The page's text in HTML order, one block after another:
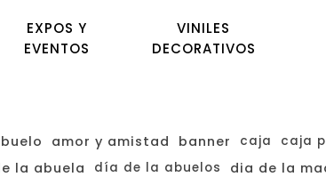
EXPOS Y
EVENTOS
VINILES
DECORATIVOS
amor y amistad banner caja caja
la abuela día de la abuelos dia de la